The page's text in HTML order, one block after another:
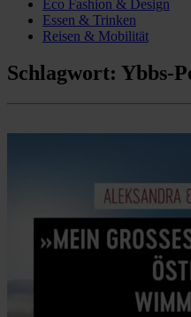
Eco Fashion & Design
Essen & Trinken
Reisen & Mobilität
Schlagwort: Ybbs-